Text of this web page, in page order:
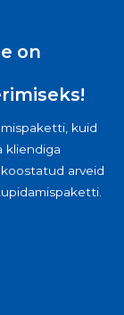
on
kuid
kliendiga
arveid